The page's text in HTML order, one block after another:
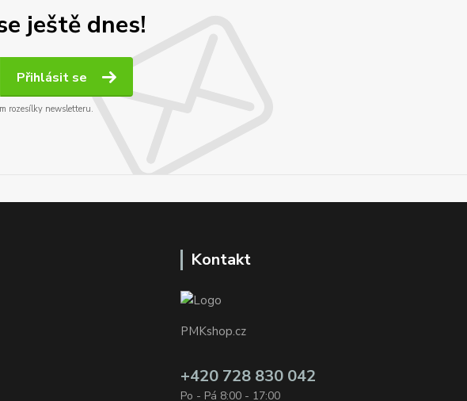
ještě dnes!
Přihlásit se
rozesílky newsletteru.
Kontakt
PMKshop.cz
+420 728 830 042
Po - Pá 8:00 - 17:00